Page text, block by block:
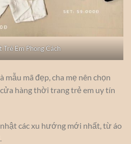
Trẻ Em Phong Cách
mã đẹp, cha mẹ nên chọn
hàng thời trang trẻ em uy tín
các xu hướng mới nhất, từ áo